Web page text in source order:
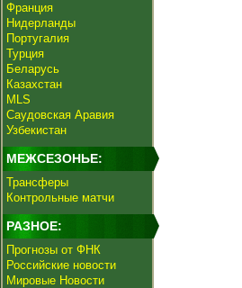
Франция
Нидерланды
Португалия
Турция
Беларусь
Казахстан
MLS
Саудовская Аравия
Узбекистан
МЕЖСЕЗОНЬЕ:
Трансферы
Контрольные матчи
РАЗНОЕ:
Прогнозы от ФНК
Российские новости
Мировые Новости